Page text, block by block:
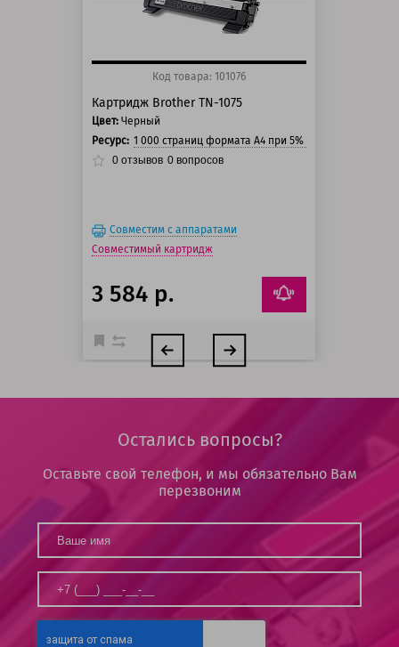
Код товара: 101076
Картридж Brother TN-1075
Цвет: Черный
Ресурс: 1 000 страниц формата А4 при 5% заполнении
0 отзывов 0 вопросов
Совместим с аппаратами
Совместимый картридж
3 584 р.
Остались вопросы?
Оставьте свой телефон, и мы обязательно Вам
перезвоним